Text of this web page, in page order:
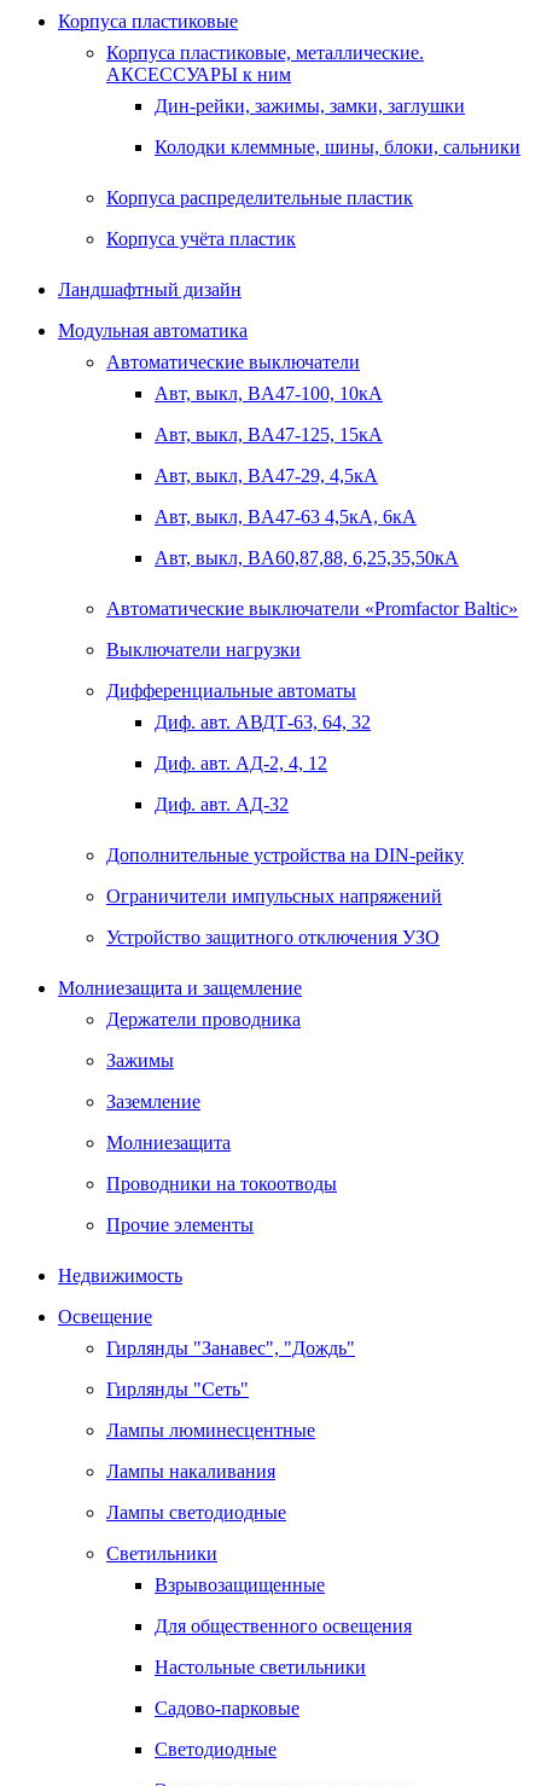
Корпуса пластиковые
Корпуса пластиковые, металлические.
АКСЕССУАРЫ к ним
Дин-рейки, зажимы, замки, заглушки
Колодки клеммные, шины, блоки, сальники
Корпуса распределительные пластик
Корпуса учёта пластик
Ландшафтный дизайн
Модульная автоматика
Автоматические выключатели
Авт, выкл, BA47-100, 10кА
Авт, выкл, BA47-125, 15кА
Авт, выкл, BA47-29, 4,5кА
Авт, выкл, BA47-63 4,5кА, 6кА
Авт, выкл, BA60,87,88, 6,25,35,50кА
Автоматические выключатели «Promfactor Baltic»
Выключатели нагрузки
Дифференциальные автоматы
Диф. авт. АВДТ-63, 64, 32
Диф. авт. АД-2, 4, 12
Диф. авт. АД-32
Дополнительные устройства на DIN-рейку
Ограничители импульсных напряжений
Устройство защитного отключения УЗО
Молниезащита и защемление
Держатели проводника
Зажимы
Заземление
Молниезащита
Проводники на токоотводы
Прочие элементы
Недвижимость
Освещение
Гирлянды "Занавес", "Дождь"
Гирлянды "Сеть"
Лампы люминесцентные
Лампы накаливания
Лампы светодиодные
Светильники
Взрывозащищенные
Для общественного освещения
Настольные светильники
Садово-парковые
Светодиодные